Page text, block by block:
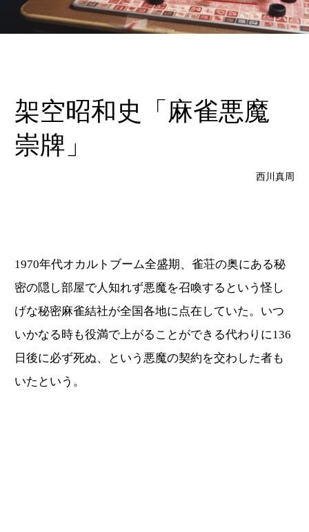
架空昭和史「麻雀悪魔
崇牌」
西川真周
1970年代オカルトブーム全盛期、雀荘の奥にある秘
密の隠し部屋で人知れず悪魔を召喚するという怪し
げな秘密麻雀結社が全国各地に点在していた。いつ
いかなる時も役満で上がることができる代わりに136
日後に必ず死ぬ、という悪魔の契約を交わした者も
いたという。